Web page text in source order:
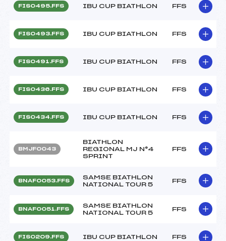
FIS0495.FFS IBU CUP BIATHLON FFS
FIS0493.FFS IBU CUP BIATHLON FFS
FIS0491.FFS IBU CUP BIATHLON FFS
FIS0436.FFS IBU CUP BIATHLON FFS
FIS0434.FFS IBU CUP BIATHLON FFS
BMJF0043
BIATHLON
REGIONAL MJ N°4
SPRINT
FFS
BNAF0053.FFS
SAMSE BIATHLON
NATIONAL TOUR 5
FFS
BNAF0051.FFS
SAMSE BIATHLON
NATIONAL TOUR 5
FFS
FIS0209.FFS IBU CUP BIATHLON FFS